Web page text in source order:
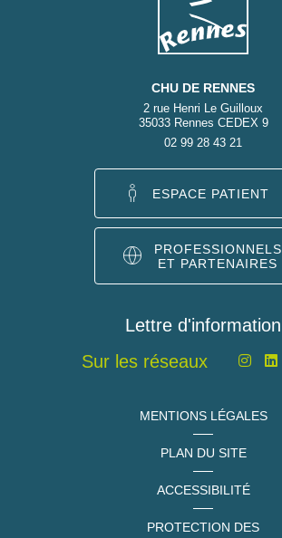
CHU DE RENNES
2 rue Henri Le Guilloux
35033 Rennes CEDEX 9
02 99 28 43 21
ESPACE PATIENT
PROFESSIONNELS
ET PARTENAIRES
Lettre d'information
Sur les réseaux
MENTIONS LÉGALES
PLAN DU SITE
ACCESSIBILITÉ
PROTECTION DES